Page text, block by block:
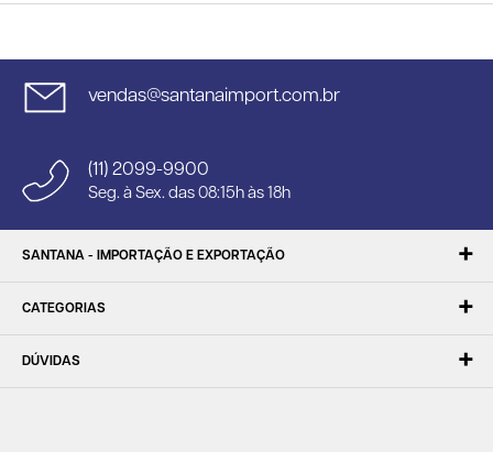
vendas@santanaimport.com.br
(11) 2099-9900
Seg. à Sex. das 08:15h às 18h
SANTANA - IMPORTAÇÃO E EXPORTAÇÃO
CATEGORIAS
DÚVIDAS